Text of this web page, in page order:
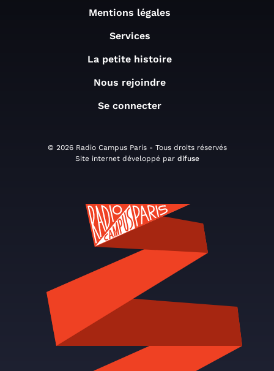
Mentions légales
Services
La petite histoire
Nous rejoindre
Se connecter
© 2026 Radio Campus Paris - Tous droits réservés
Site internet développé par difuse